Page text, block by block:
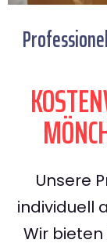
Unsere
individuell
Wir bieten